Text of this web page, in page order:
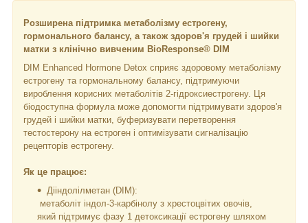
Розширена підтримка метаболізму естрогену,
гормонального балансу, а також здоров'я грудей і шийки
матки з клінічно вивченим BioResponse® DIM
DIM Enhanced Hormone Detox сприяє здоровому метаболізму
естрогену та гормональному балансу, підтримуючи
вироблення корисних метаболітів 2-гідроксиестрогену. Ця
біодоступна формула може допомогти підтримувати здоров'я
грудей і шийки матки, буферизувати перетворення
тестостерону на естроген і оптимізувати сигналізацію
рецепторів естрогену.
Як це працює:
Дііндолілметан (DIM):
метаболіт індол-3-карбінолу з хрестоцвітих овочів,
який підтримує фазу 1 детоксикації естрогену шляхом